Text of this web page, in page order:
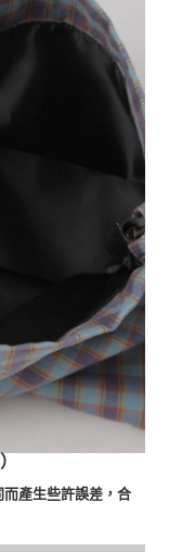
產生些許誤差，合